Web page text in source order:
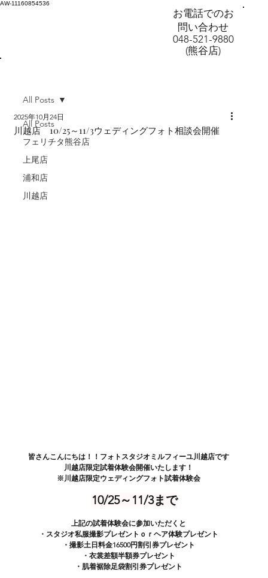
AW-11160854536
お電話でのお
問い合わせ
048-521-9880
(熊谷店)
All Posts
フェリチタ熊谷店
上尾店
浦和店
川越店
All Posts
川越店 10/25～11/3ウェディングフォト相談会開催
2025年10月24日
皆さんこんにちは！！フォトスタジオミルフィーユ川越店です
川越店限定試着体験会開催いたします！
※川越店限定ウェディングフォト試着体験会
10/25～11/3まで
上記の試着体験会に参加いただくと
・スタジオ私服撮影プレゼントｏｒヘア体験プレゼント
・撮影土日料金16500円割引券プレゼント
・衣裳差額半額券プレゼント
・肌着裾除足袋割引券プレゼント